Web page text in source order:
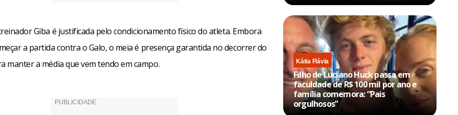
Giba é justificada pelo condicionamento físico do atleta. Embora
a partida contra o Galo, o meia é presença garantida no decorrer do
manter a média que vem tendo em campo.
Kátia Flávia
Filho de Luciano Huck passa em
faculdade de R$ 100 mil por ano e
família comemora: “Pais
orgulhosos”